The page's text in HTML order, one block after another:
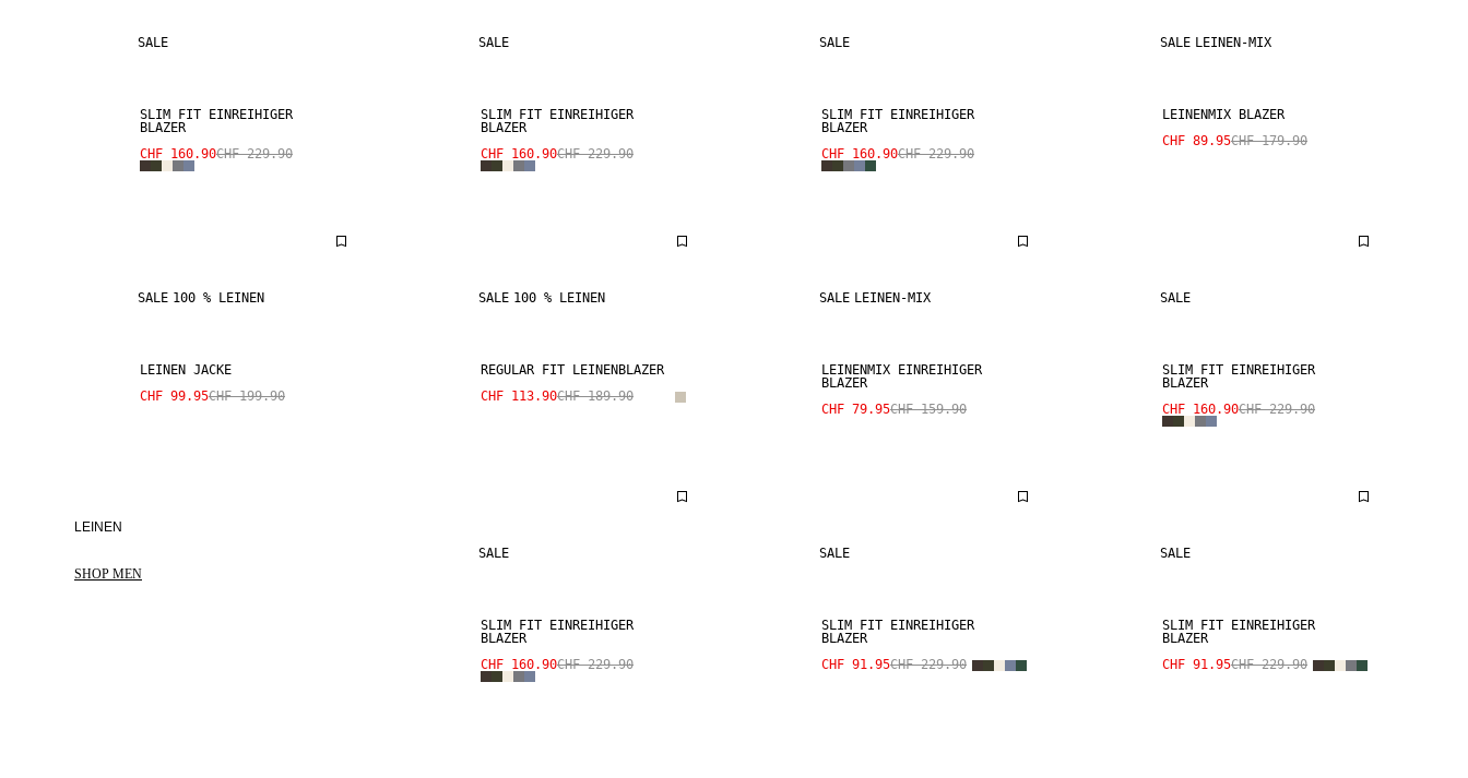
SALE
SLIM FIT EINREIHIGER
BLAZER
CHF 160.90CHF 229.90
SALE
SLIM FIT EINREIHIGER
BLAZER
CHF 160.90CHF 229.90
SALE
SLIM FIT EINREIHIGER
BLAZER
CHF 160.90CHF 229.90
SALE LEINEN-MIX
LEINENMIX BLAZER
CHF 89.95CHF 179.90
SALE 100 % LEINEN
LEINEN JACKE
CHF 99.95CHF 199.90
SALE 100 % LEINEN
REGULAR FIT LEINENBLAZER
CHF 113.90CHF 189.90
SALE LEINEN-MIX
LEINENMIX EINREIHIGER
BLAZER
CHF 79.95CHF 159.90
SALE
SLIM FIT EINREIHIGER
BLAZER
CHF 160.90CHF 229.90
LEINEN
SHOP MEN
SALE
SLIM FIT EINREIHIGER
BLAZER
CHF 160.90CHF 229.90
SALE
SLIM FIT EINREIHIGER
BLAZER
CHF 91.95CHF 229.90
SALE
SLIM FIT EINREIHIGER
BLAZER
CHF 91.95CHF 229.90